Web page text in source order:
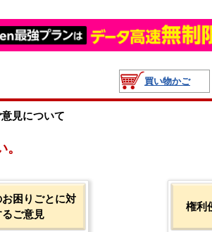
買い物かご
見について
困りごとに対
るご意見
権利